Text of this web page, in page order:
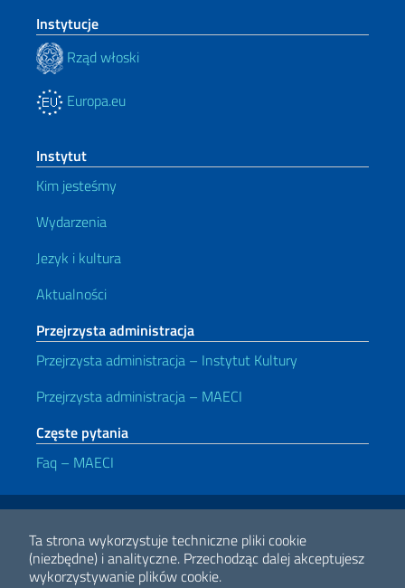
Ta strona wykorzystuje techniczne pliki cookie
(niezbędne) i analityczne. Przechodząc dalej akceptujesz
wykorzystywanie plików cookie.
Instytucje
Rząd włoski
Europa.eu
Instytut
Kim jesteśmy
Wydarzenia
Jezyk i kultura
Aktualności
Przejrzysta administracja
Przejrzysta administracja – Instytut Kultury
Przejrzysta administracja – MAECI
Częste pytania
Faq – MAECI
Przydatne linki